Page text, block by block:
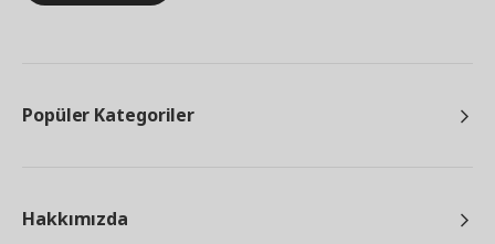
Popüler Kategoriler
Hakkımızda